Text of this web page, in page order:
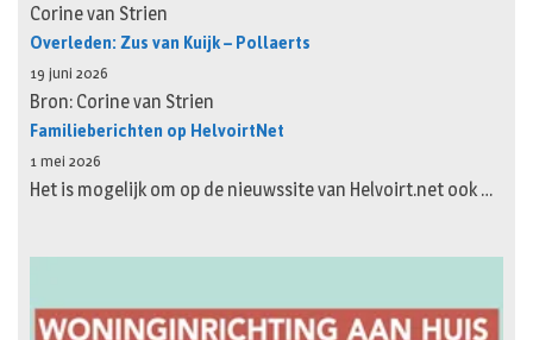
Corine van Strien
Overleden: Zus van Kuijk – Pollaerts
19 juni 2026
Bron: Corine van Strien
Familieberichten op HelvoirtNet
1 mei 2026
Het is mogelijk om op de nieuwssite van Helvoirt.net ook …